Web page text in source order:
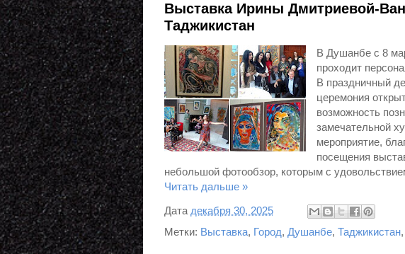
Выставка Ирины Дмитриевой-
Таджикистан
В Душанбе с 8
проходит
В праздничный
церемония
возможность
замечательной
мероприятие,
посещения
небольшой фотообзор, которым с
Читать дальше »
Дата декабря 30, 2025
Метки: Выставка, Город, Душанбе, Таджикистан,